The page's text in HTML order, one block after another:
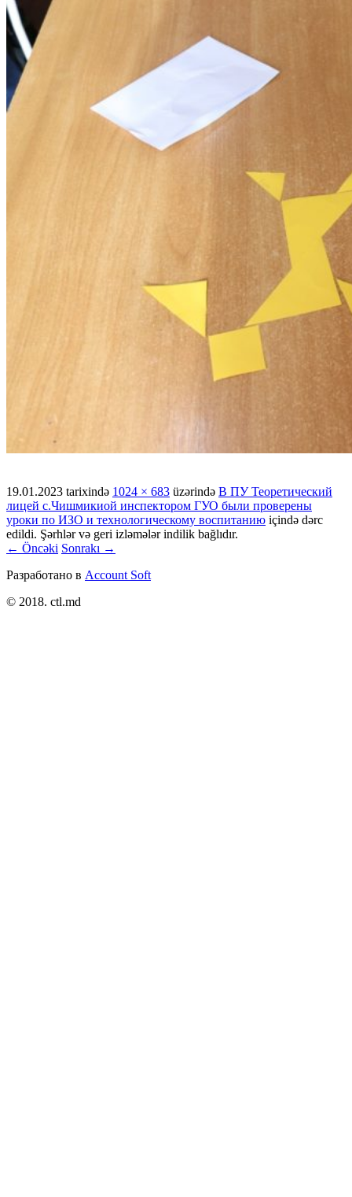
19.01.2023 tarixində 1024 × 683 üzərində В ПУ Теоретический
лицей с.Чишмикиой инспектором ГУО были проверены
уроки по ИЗО и технологическому воспитанию içində dərc
edildi. Şərhlər və geri izləmələr indilik bağlıdır.
← Öncəki Sonrakı →
Разработано в Account Soft
© 2018. ctl.md